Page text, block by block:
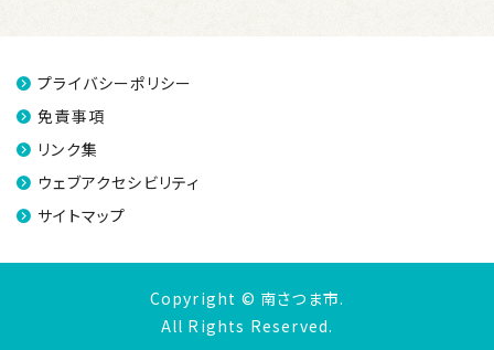
プライバシーポリシー
免責事項
リンク集
ウェブアクセシビリティ
サイトマップ
Copyright © 南さつま市.
All Rights Reserved.